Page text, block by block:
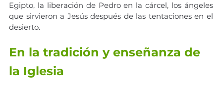
Egipto, la liberación de Pedro en la cárcel, los ángeles
que sirvieron a Jesús después de las tentaciones en el
desierto.
En la tradición y enseñanza de
la Iglesia